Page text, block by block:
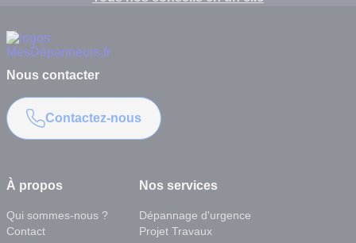
À propos
Qui sommes-nous ?
Contact
Nos services
Dépannage d'urgence
Projet Travaux
Nous contacter
Contactez-nous